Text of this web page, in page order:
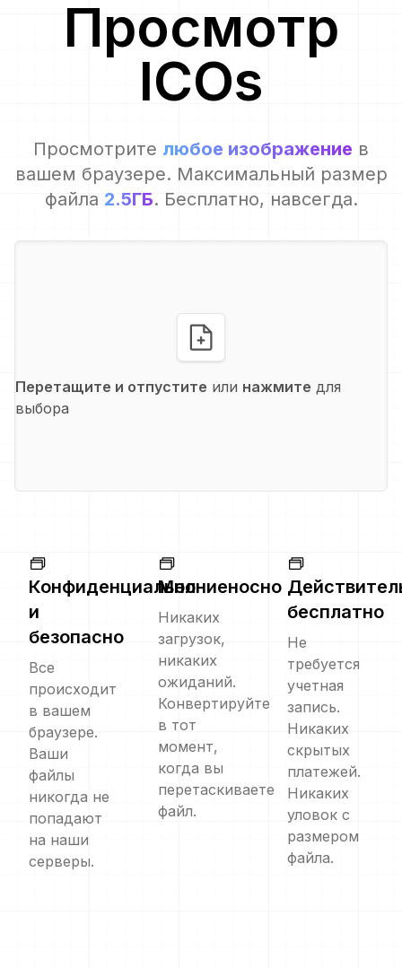
Просмотр
ICOs
Просмотрите любое изображение в
вашем браузере. Максимальный размер
файла 2.5ГБ. Бесплатно, навсегда.
Перетащите и отпустите или нажмите для
выбора
Конфиденциально
и
безопасно
Все
происходит
в вашем
браузере.
Ваши
файлы
никогда не
попадают
на наши
серверы.
Молниеносно
Никаких
загрузок,
никаких
ожиданий.
Конвертируйте
в тот
момент,
когда вы
перетаскиваете
файл.
бесплатно
Не
требуется
учетная
запись.
Никаких
скрытых
платежей.
Никаких
уловок с
размером
файла.